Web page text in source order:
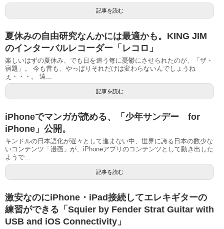
記事を読む
夏休みの自由研究なんかには最適かも。KING JIM
のインターバルレコーダー「レコロ」
楽しいはずの夏休み、でも日を追う毎に憂鬱にさせられたのが、「ザ・
宿題」。 今も昔も、やっぱりそれだけは変わらないんでしょうね
ぇ・・・。 遠...
記事を読む
iPhoneでマンガが読める、「少年サンデー for
iPhone」公開。
キンドルの日本語化が遅々として進まない中、世界に誇る日本の数少な
いコンテンツ「漫画」が、iPhoneアプリのコンテンツとして動き出した
ようで...
記事を読む
激安なのにiPhone・iPad接続してエレキギターの
練習ができる「Squier by Fender Strat Guitar with
USB and iOS Connectivity」